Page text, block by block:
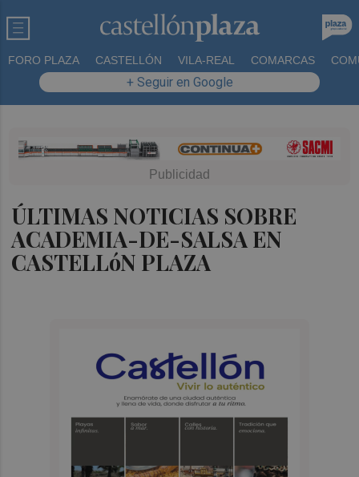
FORO PLAZA CASTELLÓN VILA-REAL COMARCAS
+ Seguir en Google
ÚLTIMAS NOTICIAS SOBRE
ACADEMIA-DE-SALSA EN
CASTELLóN PLAZA